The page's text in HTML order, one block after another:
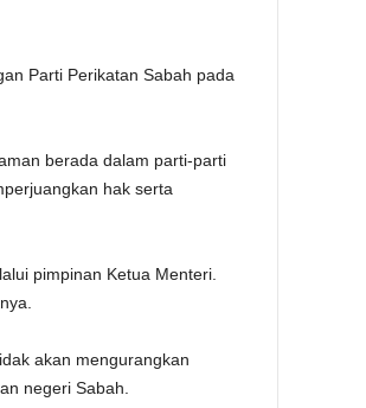
Parti Perikatan Sabah pada
berada dalam parti-parti
hak serta
pimpinan Ketua Menteri.
akan mengurangkan
negeri Sabah.